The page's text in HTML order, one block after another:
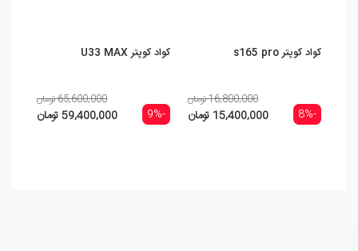
کواد کوپتر s165 pro
-8%
16,800,000 تومان
15,400,000 تومان
کواد کوپتر U33 MAX
-9%
65,600,000 تومان
59,400,000 تومان